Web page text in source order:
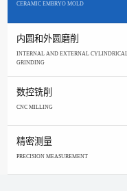
CERAMIC EMBRYO MOLD
内圆和外圆磨削
INTERNAL AND EXTERNAL
GRINDING
数控铣削
CNC MILLING
精密测量
PRECISION MEASUREMENT